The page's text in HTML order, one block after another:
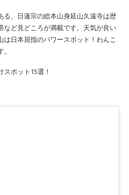
る、日蓮宗の総本山身延山久遠寺は歴
など見どころが満載です。天気が良い
は日本屈指のパワースポット！わんこ
ポット15選！